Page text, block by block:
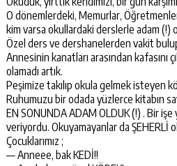
O dönemlerdeki, Memurlar,
kim varsa okullardaki derslerle adam
Özel ders ve dershanelerden vakit
Annesinin kanatları arasından kafasını
olamadı artık.
Peşimize takılıp okula gelmek isteyen
Ruhumuzu bir odada yüzlerce kitabın
EN SONUNDA ADAM OLDUK (!) . Bir
veriyordu. Okuyamayanlar da ŞEHERLİ
Çocuklarımız ;
— Anneee, bak KEDİ!!